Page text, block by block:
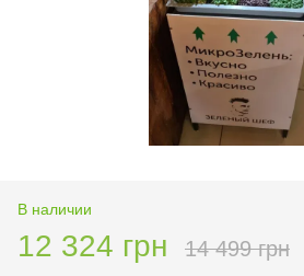
В наличии
12 324 грн 14 499 грн